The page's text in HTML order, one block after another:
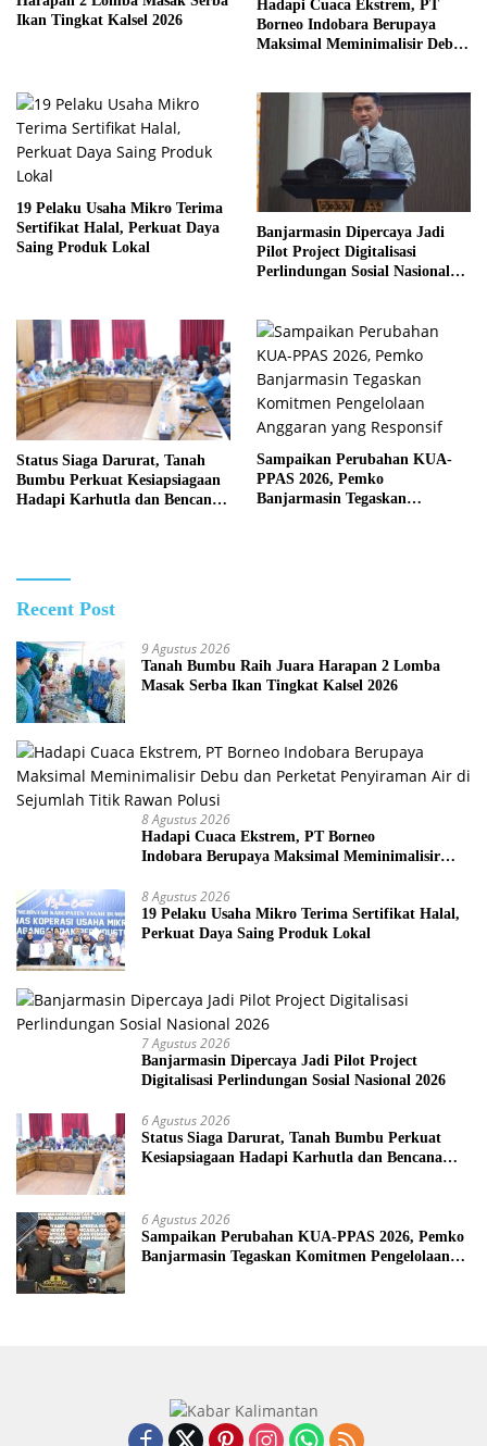
Ikan Tingkat Kalsel 2026
Hadapi Cuaca Ekstrem, PT
Borneo Indobara Berupaya
Maksimal Meminimalisir Debu
19 Pelaku Usaha Mikro Terima
Sertifikat Halal, Perkuat Daya
Saing Produk Lokal
Banjarmasin Dipercaya Jadi
Pilot Project Digitalisasi
Perlindungan Sosial Nasional
Status Siaga Darurat, Tanah
Bumbu Perkuat Kesiapsiagaan
Hadapi Karhutla dan Bencana
Sampaikan Perubahan KUA-
PPAS 2026, Pemko
Banjarmasin Tegaskan
Recent Post
9 Agustus 2026
Tanah Bumbu Raih Juara Harapan 2 Lomba
Masak Serba Ikan Tingkat Kalsel 2026
8 Agustus 2026
Hadapi Cuaca Ekstrem, PT Borneo
Indobara Berupaya Maksimal Meminimalisir
Titik Rawan Polusi
8 Agustus 2026
19 Pelaku Usaha Mikro Terima Sertifikat Halal,
Perkuat Daya Saing Produk Lokal
7 Agustus 2026
Banjarmasin Dipercaya Jadi Pilot Project
Digitalisasi Perlindungan Sosial Nasional 2026
6 Agustus 2026
Status Siaga Darurat, Tanah Bumbu Perkuat
Kesiapsiagaan Hadapi Karhutla dan Bencana
6 Agustus 2026
Sampaikan Perubahan KUA-PPAS 2026, Pemko
Banjarmasin Tegaskan Komitmen Pengelolaan